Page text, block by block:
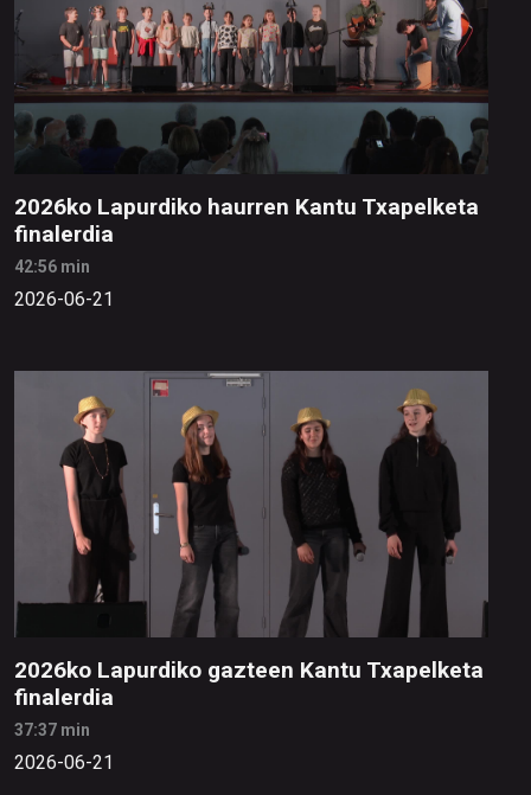
2026ko Lapurdiko haurren Kantu Txapelketa
finalerdia
42:56 min
2026-06-21
2026ko Lapurdiko gazteen Kantu Txapelketa
finalerdia
37:37 min
2026-06-21